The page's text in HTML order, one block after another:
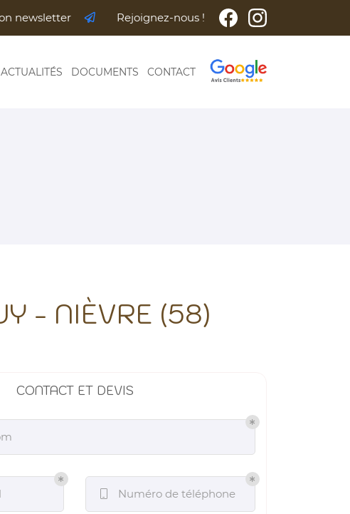
newsletter Rejoignez-nous !
ACTUALITÉS DOCUMENTS CONTACT
- NIÈVRE (58)
CONTACT ET DEVIS
Numéro de téléphone